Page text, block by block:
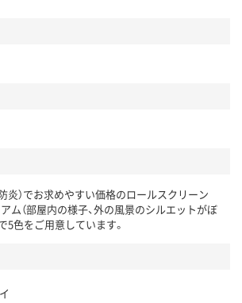
炎）でお求めやすい価格のロールスクリーン
ム（部屋内の様子、外の風景のシルエットがぼ
5色をご用意しています。